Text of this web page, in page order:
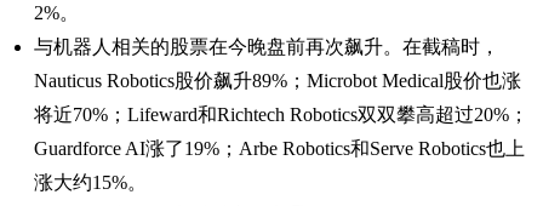
2%。
与机器人相关的股票在今晚盘前再次飙升。在截稿时，
Nauticus Robotics股价飙升89%；Microbot Medical股价也涨
将近70%；Lifeward和Richtech Robotics双双攀高超过20%；
Guardforce AI涨了19%；Arbe Robotics和Serve Robotics也上
涨大约15%。